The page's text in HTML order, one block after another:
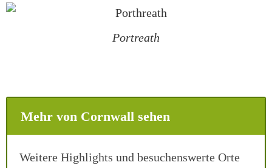
Portreath
Mehr von Cornwall sehen
Weitere Highlights und besuchenswerte Orte